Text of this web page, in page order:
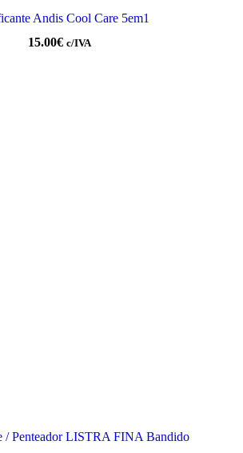
Andis Cool Care 5em1
15.00€ c/IVA
/ Penteador LISTRA FINA Bandido